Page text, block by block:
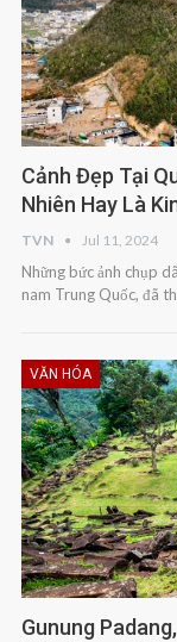
Cảnh Đẹp Tại
Nhiên Hay Là
TVN Jul 11, 2024
Những bức ảnh chụp
nam Trung Quốc, đã
VĂN HÓA
Gunung